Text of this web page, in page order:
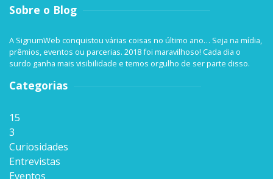
Sobre o Blog
A SignumWeb conquistou várias coisas no último ano… Seja na mídia,
prêmios, eventos ou parcerias. 2018 foi maravilhoso! Cada dia o
surdo ganha mais visibilidade e temos orgulho de ser parte disso.
Categorias
15
3
Curiosidades
Entrevistas
Eventos